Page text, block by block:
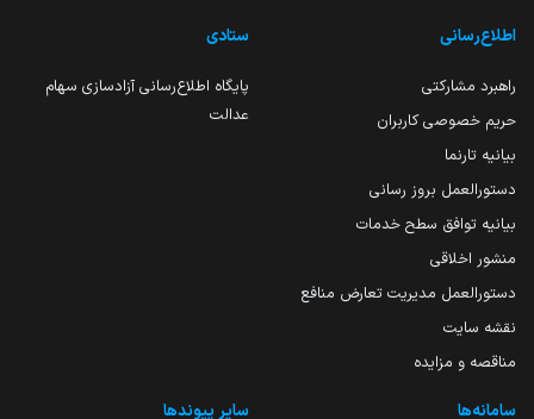
اطلاع‌رسانی
راهبرد مشارکتی
حریم خصوصی کاربران
بیانیه تارنما
دستورالعمل بروز رسانی
بیانیه توافق سطح خدمات
منشور اخلاقی
دستورالعمل مدیریت تعارض منافع
نقشه سایت
مناقصه و مزایده
ستادی
پایگاه اطلاع‌رسانی آزادسازی سهام
عدالت
سامانه‌ها سایر پیوندها